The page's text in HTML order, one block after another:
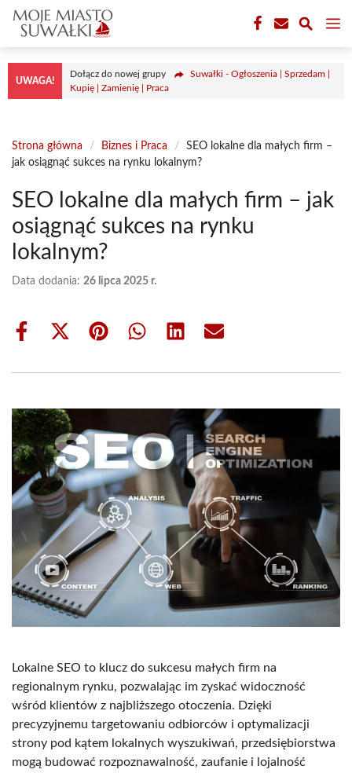
Przejdź
treści
UWAGA!
Dołącz do nowej grupy
Suwałki - Ogłoszenia | Sprzedam |
Kupię | Zamienię | Praca
Strona główna / Biznes i Praca /
SEO lokalne dla małych firm –
jak osiągnąć sukces na rynku lokalnym?
SEO lokalne dla małych firm – jak
osiągnąć sukces na rynku
lokalnym?
Data dodania: 26 lipca 2025 r.
Share
Share
(Twitter)
Share Share Share Share
Lokalne SEO to klucz do sukcesu małych firm na
regionalnym rynku, pozwalając im zyskać widoczność
wśród klientów z najbliższego otoczenia. Dzięki
precyzyjnemu targetowaniu odbiorców i optymalizacji
strony pod kątem lokalnych wyszukiwań, przedsiębiorstwa
mogą budować rozpoznawalność, zaufanie i lojalność